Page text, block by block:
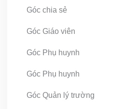
Góc chia sẻ
Góc Giáo viên
Góc Phụ huynh
Góc Phụ huynh
Góc Quản lý trường